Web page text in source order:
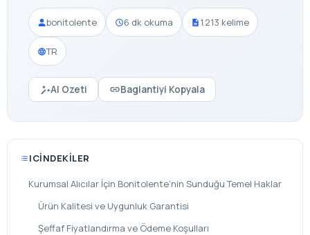
bonitolente 6 dk okuma 1.213 kelime
TR
AI Ozeti Baglantiyi Kopyala
ICINDEKILER
Kurumsal Alıcılar İçin Bonitolente’nin Sunduğu Temel Haklar
Ürün Kalitesi ve Uygunluk Garantisi
Şeffaf Fiyatlandırma ve Ödeme Koşulları